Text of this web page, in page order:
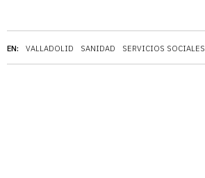
EN: VALLADOLID SANIDAD SERVICIOS SOCIALES